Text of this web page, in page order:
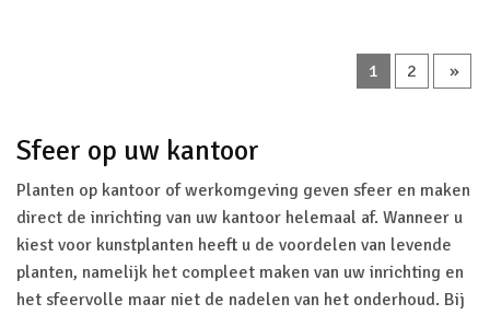
1 2 »
Sfeer op uw kantoor
Planten op kantoor of werkomgeving geven sfeer en maken
direct de inrichting van uw kantoor helemaal af. Wanneer u
kiest voor kunstplanten heeft u de voordelen van levende
planten, namelijk het compleet maken van uw inrichting en
het sfeervolle maar niet de nadelen van het onderhoud. Bij